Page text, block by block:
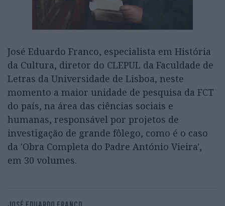
José Eduardo Franco, especialista em História
da Cultura, diretor do CLEPUL da Faculdade de
Letras da Universidade de Lisboa, neste
momento a maior unidade de pesquisa da FCT
do país, na área das ciências sociais e
humanas, responsável por projetos de
investigação de grande fôlego, como é o caso
da 'Obra Completa do Padre António Vieira',
em 30 volumes.